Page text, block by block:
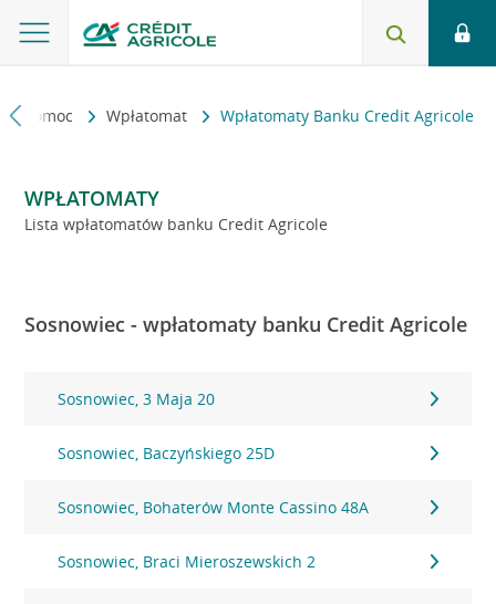
i pomoc Wpłatomat Wpłatomaty Banku Credit Agricole
WPŁATOMATY
Lista wpłatomatów banku Credit Agricole
Sosnowiec - wpłatomaty banku Credit Agricole
Sosnowiec, 3 Maja 20
Sosnowiec, Baczyńskiego 25D
Sosnowiec, Bohaterów Monte Cassino 48A
Sosnowiec, Braci Mieroszewskich 2